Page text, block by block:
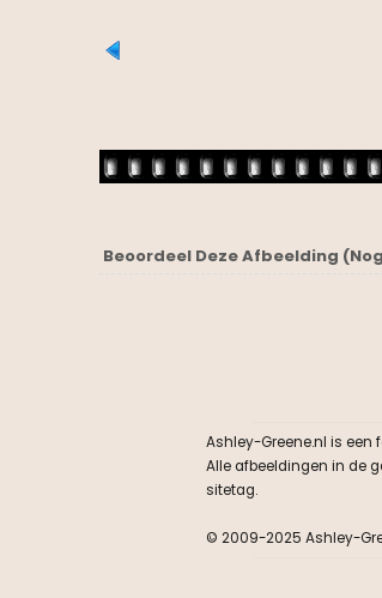
Beoordeel Deze Afbeelding
Ashley-Greene.nl is een
Alle afbeeldingen in de
sitetag.
© 2009-2025 Ashley-